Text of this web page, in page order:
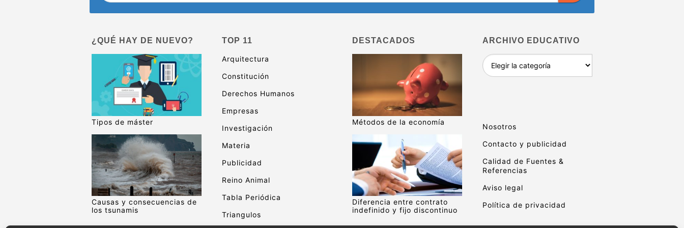
¿QUÉ HAY DE NUEVO?
Tipos de máster
Causas y consecuencias de
los tsunamis
TOP 11
Arquitectura
Constitución
Derechos Humanos
Empresas
Investigación
Materia
Publicidad
Reino Animal
Tabla Periódica
Triangulos
DESTACADOS
Métodos de la economía
Diferencia entre contrato
indefinido y fijo discontinuo
ARCHIVO EDUCATIVO
Archivo
educativo
Nosotros
Contacto y publicidad
Calidad de Fuentes &
Referencias
Aviso legal
Política de privacidad